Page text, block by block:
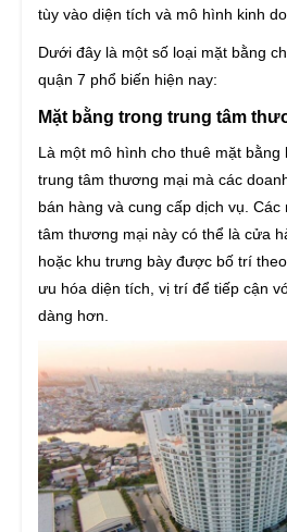
tùy vào diện tích và mô hình kinh
Dưới đây là một số loại mặt bằng
quận 7 phổ biến hiện nay:
Mặt bằng trong trung tâm
Là một mô hình cho thuê mặt bằng
trung tâm thương mại mà các
bán hàng và cung cấp dịch vụ.
tâm thương mại này có thể là cửa
hoặc khu trưng bày được bố trí
ưu hóa diện tích, vị trí để tiếp cận
dàng hơn.